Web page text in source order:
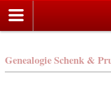
Genealogie Schenk &